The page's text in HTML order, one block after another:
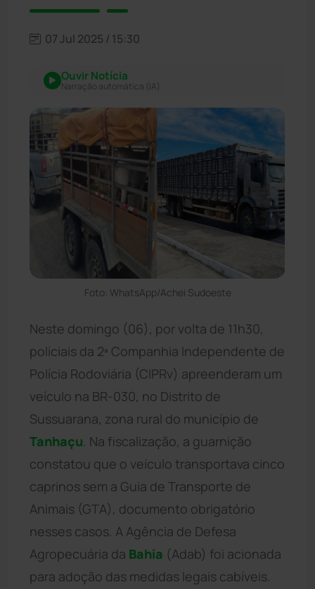
07 Jul 2025 / 15:30
Ouvir Notícia
Narração automática (IA)
Foto: WhatsApp/Achei Sudoeste
Neste domingo (06), por volta de 11h30,
policiais da 2ª Companhia Independente de
Polícia Rodoviária (CIPRv) apreenderam um
veículo na BR-030, no Distrito de
Sussuarana, zona rural do município de
Tanhaçu . Na fiscalização, a guarnição
constatou que o veículo transportava cinco
caprinos sem a Guia de Transporte de
Animais (GTA), documento obrigatório
nesses casos. A Agência de Defesa
Agropecuária da Bahia (Adab) foi acionada
para adoção das medidas legais cabíveis.